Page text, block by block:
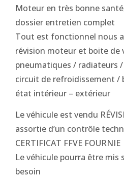
Moteur en très bonne
dossier entretien complet
Tout est fonctionnel nous
révision moteur et boite de
pneumatiques / radiateurs
circuit de refroidissement /
état intérieur – extérieur
Le véhicule est vendu
assortie d’un contrôle
CERTIFICAT FFVE FOURNIE
Le véhicule pourra être mis
besoin